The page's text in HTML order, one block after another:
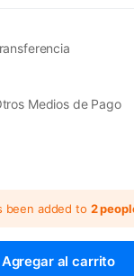
Medios de Pago
been added to 2
Agregar al carrito